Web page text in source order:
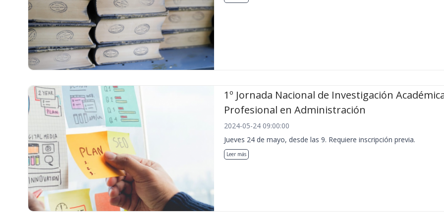
1º Jornada Nacional de Investigación
Profesional en Administración
2024-05-24 09:00:00
Jueves 24 de mayo, desde las 9. Requiere inscripción previa.
Leer más